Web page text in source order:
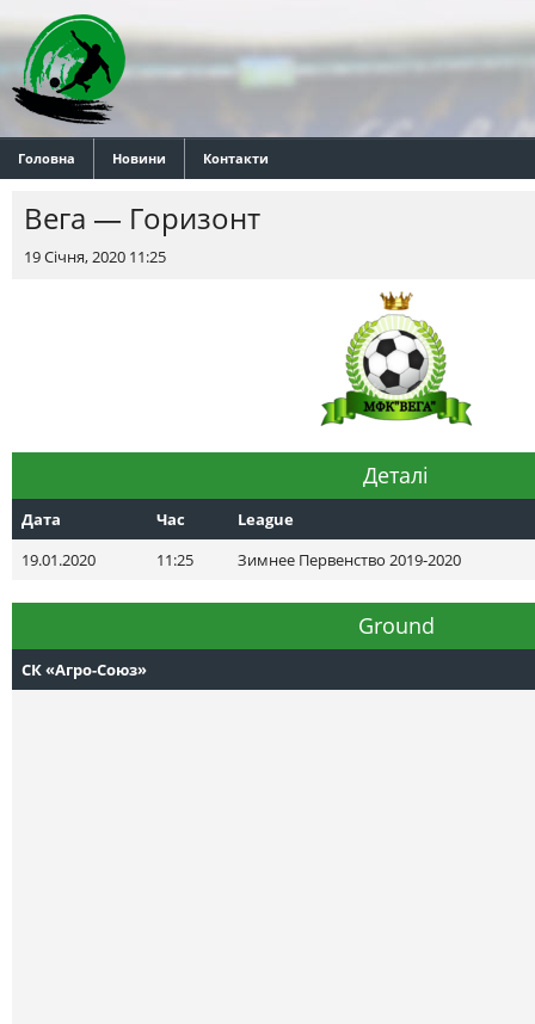
Головна Новини Контакти
Вега — Горизонт
19 Січня, 2020 11:25
Деталі
Дата Час
League
19.01.2020
11:25 Зимнее Первенство 2019-2020
Ground
СК «Агро-Союз»